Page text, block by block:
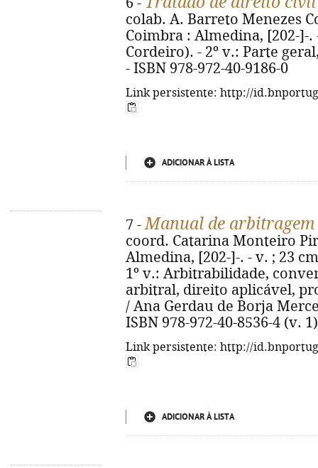
colab. A. Barreto Menezes
Coimbra : Almedina, [202-]-.
Cordeiro). - 2º v.: Parte
- ISBN 978-972-40-9186-0
Link persistente: http://
ADICIONAR À LISTA
7 -Manual de
coord. Catarina Monteiro
Almedina, [202-]-. - v. ; 23
1º v.: Arbitrabilidade,
arbitral, direito aplicável,
/ Ana Gerdau de Borja
ISBN 978-972-40-8536-4 (v. 1)
Link persistente: http://
ADICIONAR À LISTA